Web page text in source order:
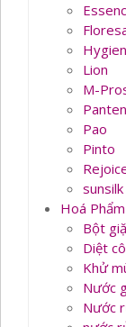
Lion
M-
Pao
Pinto
sunsilk
Hoá Phẩm
Bột
Diệt
Khử
Nước
Nước